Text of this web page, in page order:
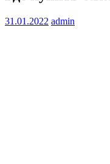
31.01.2022 admin